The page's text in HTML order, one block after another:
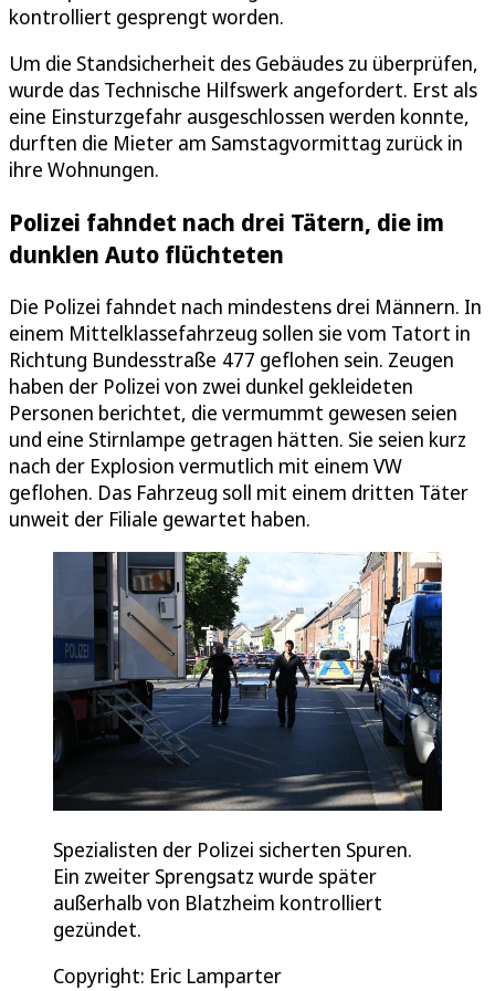
kontrolliert gesprengt worden.
Um die Standsicherheit des Gebäudes zu überprüfen,
wurde das Technische Hilfswerk angefordert. Erst als
eine Einsturzgefahr ausgeschlossen werden konnte,
durften die Mieter am Samstagvormittag zurück in
ihre Wohnungen.
Polizei fahndet nach drei Tätern, die im
dunklen Auto flüchteten
Die Polizei fahndet nach mindestens drei Männern. In
einem Mittelklassefahrzeug sollen sie vom Tatort in
Richtung Bundesstraße 477 geflohen sein. Zeugen
haben der Polizei von zwei dunkel gekleideten
Personen berichtet, die vermummt gewesen seien
und eine Stirnlampe getragen hätten. Sie seien kurz
nach der Explosion vermutlich mit einem VW
geflohen. Das Fahrzeug soll mit einem dritten Täter
unweit der Filiale gewartet haben.
Spezialisten der Polizei sicherten Spuren.
Ein zweiter Sprengsatz wurde später
außerhalb von Blatzheim kontrolliert
gezündet.
Copyright: Eric Lamparter